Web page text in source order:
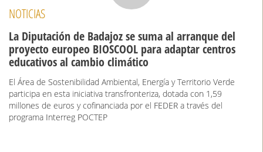
NOTICIAS
La Diputación de Badajoz se suma al arranque del
proyecto europeo BIOSCOOL para adaptar centros
educativos al cambio climático
El Área de Sostenibilidad Ambiental, Energía y Territorio Verde
participa en esta iniciativa transfronteriza, dotada con 1,59
millones de euros y cofinanciada por el FEDER a través del
programa Interreg POCTEP